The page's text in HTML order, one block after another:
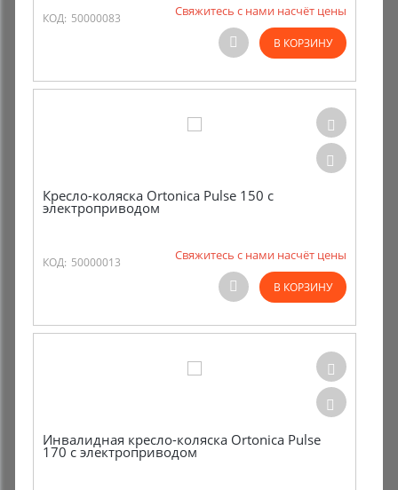
КОД: 50000083 Свяжитесь с нами насчёт цены
В КОРЗИНУ
Кресло-коляска Ortonica Pulse 150 с
электроприводом
КОД: 50000013 Свяжитесь с нами насчёт цены
В КОРЗИНУ
Инвалидная кресло-коляска Ortonica Pulse
170 с электроприводом